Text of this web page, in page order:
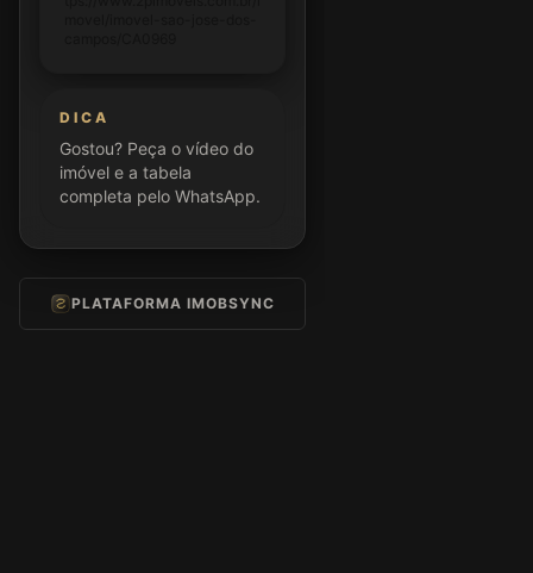
DICA
Gostou? Peça o vídeo do
imóvel e a tabela
completa pelo WhatsApp.
PLATAFORMA IMOBSYNC